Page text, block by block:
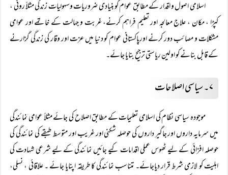
اسلامی اصول و اقدار کے مطابق عوام کو بنیادی ضروریات وسہولیات زندگی مثلاً روٹی ،
کپڑا ، مکان ، علاج معالجہ اور تعلیم فراہم کرنے، غربت و جہالت کے خاتمے اور عوامی
مشکلات و مصائب دور کرنے اورپاکستانی عوام کو دنیا میں عزت اور وقار کی زندگی گزارنے
کے قابل بنانے کو اولین ریاستی ترجیح بنایا جائے۔
۷۔ سیاسی اصلاحات
موجودہ سیاسی نظام کی اسلامی تعلیمات کے مطابق اصلاح کی جائے مثلاً عوامی نمائندگی
میں سرمایہ داروں اور جاگیر داروں کی حوصلہ شکنی اور غریب اور متوسط طبقے کی نمائندگی کی
حوصلہ افزائی کے لیے ٹھوس عملی اقدامات کیے جائیں نمائندگی کے لیے شرعی شہادت کی
اہلیت کو لازمی شرط قرار دیاجائے۔ متناسب نمائندگی کا طریقہ اپنایا جائے ۔ علاقائی ، نسلی،